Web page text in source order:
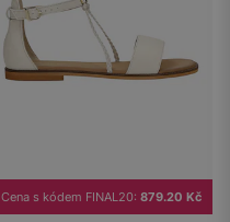
Cena s kódem FINAL20: 879.20 Kč